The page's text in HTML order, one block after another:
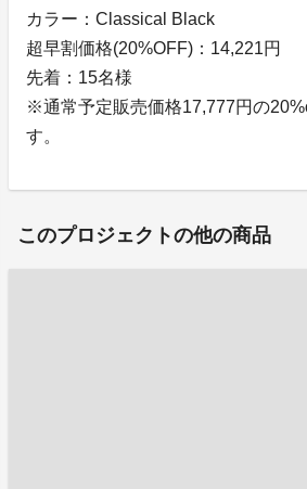
カラー：Classical Black
超早割価格(20%OFF)：14,221円
先着：15名様
※通常予定販売価格17,777円の
す。
このプロジェクトの他の商品